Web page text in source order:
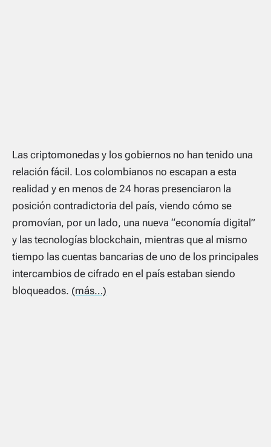
Las criptomonedas y los gobiernos no han tenido una
relación fácil. Los colombianos no escapan a esta
realidad y en menos de 24 horas presenciaron la
posición contradictoria del país, viendo cómo se
promovían, por un lado, una nueva “economía digital”
y las tecnologías blockchain, mientras que al mismo
tiempo las cuentas bancarias de uno de los principales
intercambios de cifrado en el país estaban siendo
bloqueados. (más…)